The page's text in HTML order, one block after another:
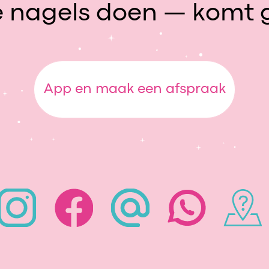
nagels doen — komt
App en maak een afspraak